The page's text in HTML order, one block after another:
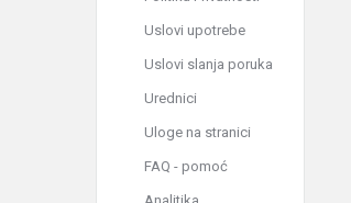
Uslovi upotrebe
Uslovi slanja poruka
Urednici
Uloge na stranici
FAQ - pomoć